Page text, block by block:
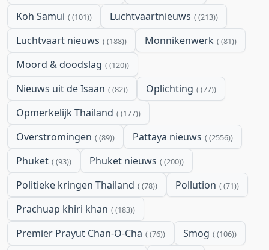
Koh Samui (101) Luchtvaartnieuws (213)
Luchtvaart nieuws (188) Monnikenwerk (81)
Moord & doodslag (120)
Nieuws uit de Isaan (82) Oplichting (77)
Opmerkelijk Thailand (177)
Overstromingen (89) Pattaya nieuws (2556)
Phuket (93) Phuket nieuws (200)
Politieke kringen Thailand (78) Pollution (71)
Prachuap khiri khan (183)
Premier Prayut Chan-O-Cha (76) Smog (106)